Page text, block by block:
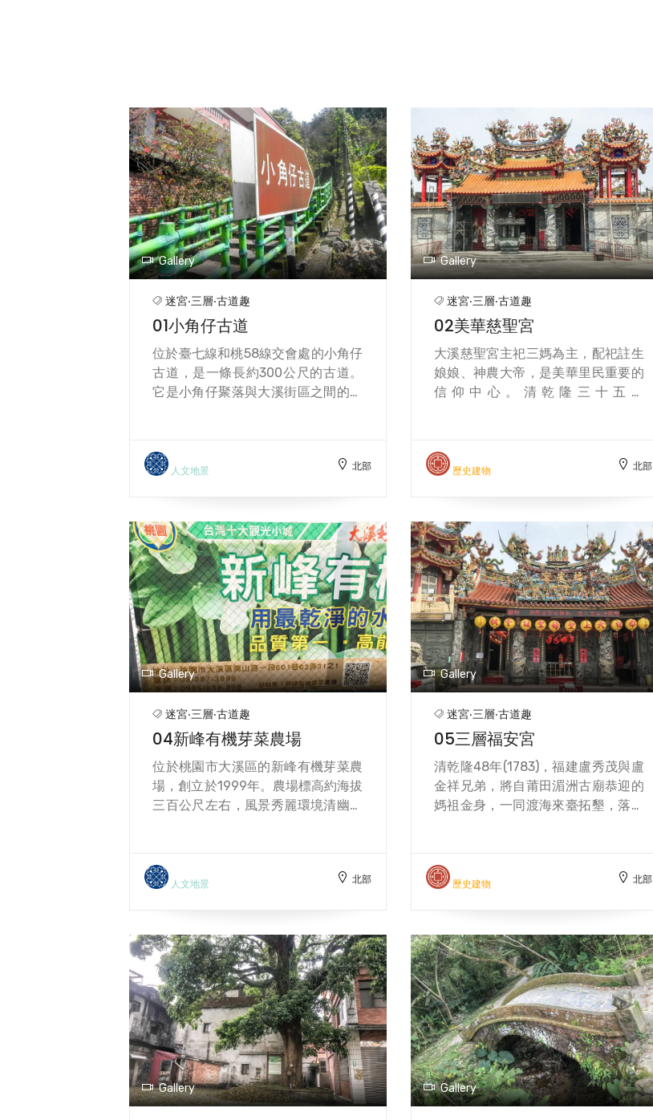
Gallery
迷宮‧三層‧古道趣
01小角仔古道
位於臺七線和桃58線交會處的小角仔
古道，是一條長約300公尺的古道。
它是小角仔聚落與大溪街區之間的山
設的，石頭大小不一，落差大而難
行，如今已改建為水泥階梯步道，雖
(1770)，大溪知名舉人李騰芳的先祖
李善明自福建漳州，輾轉來到小角仔
拓墾定居。善明公之第五子先抓遷至
月眉開墾，先抓之子炳生以屠宰業起
家，後利用大嵙崁溪（現今大漢溪）
航運之便，從事米穀買賣，經商有道
且熱心公益，家業蒸蒸日上，盛極一
時，商號「李金興」。
人文地景 北部
Gallery
迷宮‧三層‧古道趣
02美華慈聖宮
大溪慈聖宮主祀三媽為主，配祀註生
娘娘、神農大帝，是美華里民重要的
信仰中心。清乾隆三十五年
稱為三媽的天上聖母來台，在小角仔
地區開展基業，家業日隆之後，遂建
眾成立重建委員會，發動募捐，併購
置附近土地，擴大廟宇的規 模，而建
成今日的慈聖宮。
歷史建物 北部
Gallery
迷宮‧三層‧古道趣
04新峰有機芽菜農場
位於桃園市大溪區的新峰有機芽菜農
場，創立於1999年。農場標高約海拔
三百公尺左右，風景秀麗環境清幽。
在7.5左右，味道甘美是栽培芽菜最理
想的水源。農場就是在這好山好水得
讓身體感受自然的能量。
人文地景 北部
Gallery
迷宮‧三層‧古道趣
05三層福安宮
清乾隆48年(1783)，福建盧秀茂與盧
金祥兄弟，將自莆田湄洲古廟恭迎的
媽祖金身，一同渡海來臺拓墾，落腳
三層生活不易，因與山區接壤、地勢
較高，不僅灌溉水源取得困難，也會
鄉神明的護佑成為心靈寄託，盧氏廳
堂內的媽祖開始吸引信徒前往參拜，
靈驗的名聲越傳越廣，逐漸被當地人
敬稱為「老媽祖」。至今在三層，人
們仍口耳相傳著老媽祖派遣天兵天
將、兵器齊全且隊伍雄偉，協助三層
莊民抵禦原住民」的故事。 道光年
間，信眾決定商請林本源家族出借位
於三層的租第，即現在的廟地所在，
歷史建物 北部
Gallery Gallery